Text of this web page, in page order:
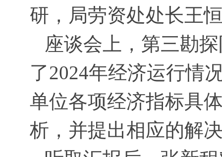
研，局劳资处处长王
座谈会上，第三勘
了2024年经济运行情
单位各项经济指标具
析，并提出相应的解